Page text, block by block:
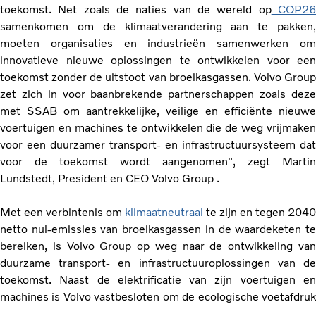
toekomst. Net zoals de naties van de wereld opCOP26
samenkomen om de klimaatverandering aan te pakken,
moeten organisaties en industrieën samenwerken om
innovatieve nieuwe oplossingen te ontwikkelen voor een
toekomst zonder de uitstoot van broeikasgassen. Volvo Group
zet zich in voor baanbrekende partnerschappen zoals deze
met SSAB om aantrekkelijke, veilige en efficiënte nieuwe
voertuigen en machines te ontwikkelen die de weg vrijmaken
voor een duurzamer transport- en infrastructuursysteem dat
voor de toekomst wordt aangenomen", zegt Martin
Lundstedt, President en CEO Volvo Group .
Met een verbintenis om klimaatneutraal te zijn en tegen 2040
netto nul-emissies van broeikasgassen in de waardeketen te
bereiken, is Volvo Group op weg naar de ontwikkeling van
duurzame transport- en infrastructuuroplossingen van de
toekomst. Naast de elektrificatie van zijn voertuigen en
machines is Volvo vastbesloten om de ecologische voetafdruk